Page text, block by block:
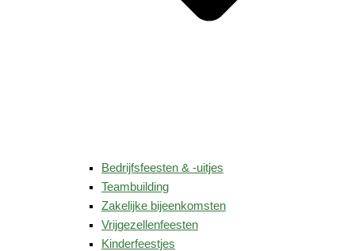
Bedrijfsfeesten & -uitjes
Teambuilding
Zakelijke bijeenkomsten
Vrijgezellenfeesten
Kinderfeestjes